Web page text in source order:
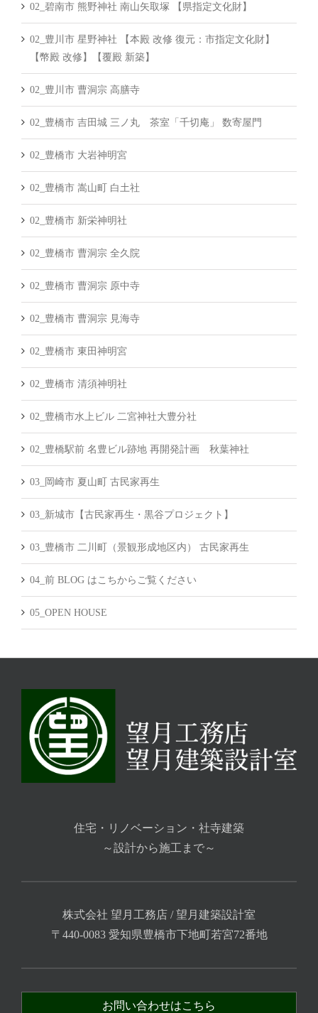
02_碧南市 熊野神社 南山矢取塚 【県指定文化財】
02_豊川市 星野神社 【本殿 改修 復元：市指定文化財】
【幣殿 改修】【覆殿 新築】
02_豊川市 曹洞宗 高膳寺
02_豊橋市 吉田城 三ノ丸 茶室「千切庵」 数寄屋門
02_豊橋市 大岩神明宮
02_豊橋市 嵩山町 白土社
02_豊橋市 新栄神明社
02_豊橋市 曹洞宗 全久院
02_豊橋市 曹洞宗 原中寺
02_豊橋市 曹洞宗 見海寺
02_豊橋市 東田神明宮
02_豊橋市 清須神明社
02_豊橋市水上ビル 二宮神社大豊分社
02_豊橋駅前 名豊ビル跡地 再開発計画 秋葉神社
03_岡崎市 夏山町 古民家再生
03_新城市【古民家再生・黒谷プロジェクト】
03_豊橋市 二川町（景観形成地区内） 古民家再生
04_前 BLOG はこちからご覧ください
05_OPEN HOUSE
住宅・リノベーション・社寺建築
～設計から施工まで～
株式会社 望月工務店 / 望月建築設計室
〒440-0083 愛知県豊橋市下地町若宮72番地
お問い合わせはこちら